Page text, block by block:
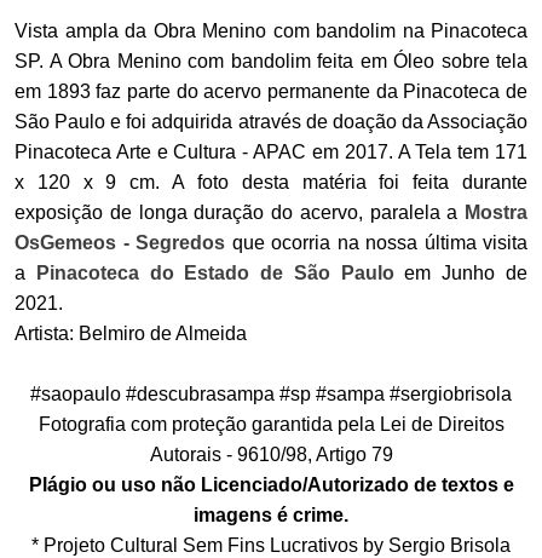
Vista ampla da Obra Menino com bandolim na Pinacoteca
SP. A Obra Menino com bandolim feita em Óleo sobre tela
em 1893 faz parte do acervo permanente da Pinacoteca de
São Paulo e foi adquirida através de doação da Associação
Pinacoteca Arte e Cultura - APAC em 2017. A Tela tem 171
x 120 x 9 cm. A foto desta matéria foi feita durante
exposição de longa duração do acervo, paralela a Mostra
OsGemeos - Segredos que ocorria na nossa última visita
a
Pinacoteca do Estado de São Pauloem Junho de
2021.
Artista: Belmiro de Almeida
#saopaulo #descubrasampa #sp #sampa #sergiobrisola
Fotografia com proteção garantida pela Lei de Direitos
Autorais - 9610/98, Artigo 79
Plágio ou uso não Licenciado/Autorizado de textos e
imagens é crime.
* Projeto Cultural Sem Fins Lucrativos by Sergio Brisola